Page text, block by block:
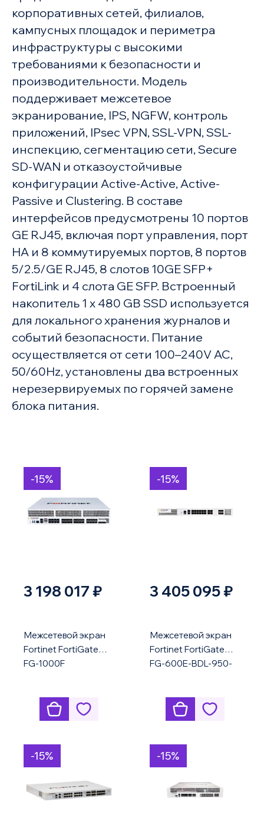
корпоративных сетей, филиалов,
кампусных площадок и периметра
инфраструктуры с высокими
требованиями к безопасности и
производительности. Модель
поддерживает межсетевое
экранирование, IPS, NGFW, контроль
приложений, IPsec VPN, SSL-VPN, SSL-
инспекцию, сегментацию сети, Secure
SD-WAN и отказоустойчивые
конфигурации Active-Active, Active-
Passive и Clustering. В составе
интерфейсов предусмотрены 10 портов
GE RJ45, включая порт управления, порт
HA и 8 коммутируемых портов, 8 портов
5/2.5/GE RJ45, 8 слотов 10GE SFP+
FortiLink и 4 слота GE SFP. Встроенный
накопитель 1 x 480 GB SSD используется
для локального хранения журналов и
событий безопасности. Питание
осуществляется от сети 100–240V AC,
50/60Hz, установлены два встроенных
нерезервируемых по горячей замене
блока питания.
-15%
3 198 017 ₽
Межсетевой экран
Fortinet FortiGate
FG-1000F
-15%
3 405 095 ₽
Межсетевой экран
Fortinet FortiGate
FG-600E-BDL-950-
-15% -15%